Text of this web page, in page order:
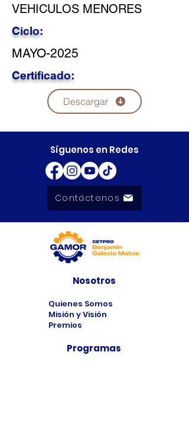
VEHICULOS MENORES
Ciclo:
MAYO-2025
Certificado:
Descargar
Síguenos en Redes
Contáctenos
Nosotros
Quienes Somos
Misión y Visión
Premios
Programas